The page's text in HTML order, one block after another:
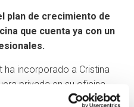
plan de crecimiento de
que cuenta ya con un
ha incorporado a Cristina
privada en su oficina
se enmarca en el plan de